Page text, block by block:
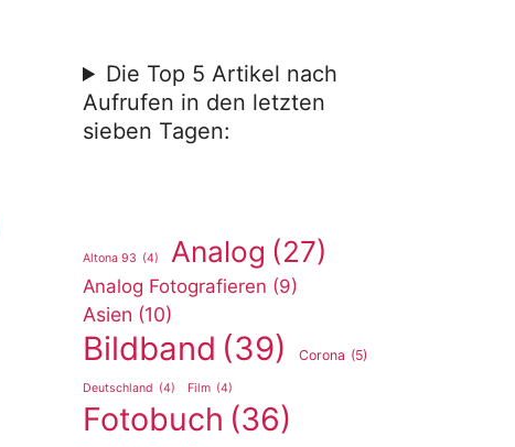
Die Top 5 Artikel nach
Aufrufen in den letzten
sieben Tagen:
Altona 93 (4) Analog (27)
Analog Fotografieren (9)
Asien (10)
Bildband (39) Corona (5)
Deutschland (4) Film (4)
Fotobuch (36)